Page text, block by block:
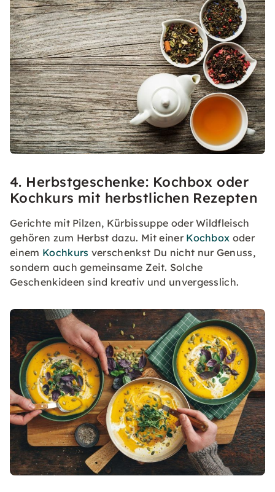
4. Herbstgeschenke: Kochbox oder
Kochkurs mit herbstlichen Rezepten
Gerichte mit Pilzen, Kürbissuppe oder Wildfleisch
gehören zum Herbst dazu. Mit einer Kochbox oder
einem Kochkurs verschenkst Du nicht nur Genuss,
sondern auch gemeinsame Zeit. Solche
Geschenkideen sind kreativ und unvergesslich.